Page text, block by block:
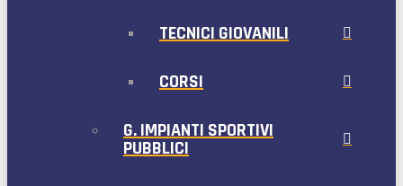
TECNICI GIOVANILI
CORSI
G. IMPIANTI SPORTIVI
PUBBLICI